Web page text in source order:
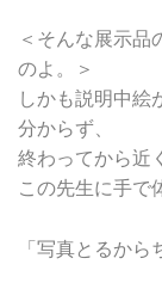
＜そんな展示品
のよ。＞
しかも説明中絵
分からず、
終わってから近
この先生に手で
「写真とるから